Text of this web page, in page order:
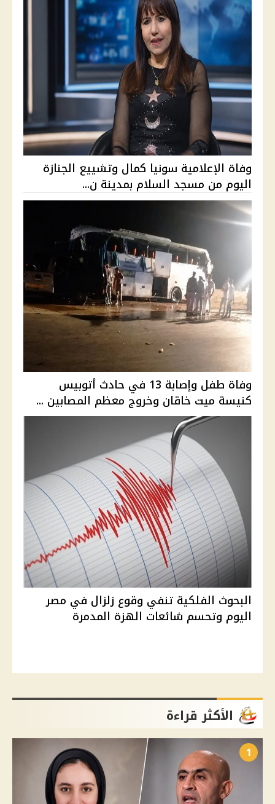
وفاة الإعلامية سونيا كمال وتشييع الجنازة
اليوم من مسجد السلام بمدينة ن...
وفاة طفل وإصابة 13 في حادث أتوبيس
كنيسة ميت خاقان وخروج معظم المصابين ...
البحوث الفلكية تنفي وقوع زلزال في مصر
اليوم وتحسم شائعات الهزة المدمرة
الأكثر قراءة
1